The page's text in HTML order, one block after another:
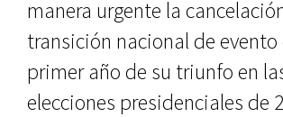
manera urgente la
transición nacional de evento
primer año de su triunfo en
elecciones presidenciales de